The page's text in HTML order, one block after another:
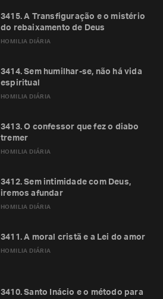
HOMILIA DIÁRIA
3415. A Transfiguração e o mistério
do rebaixamento de Deus
HOMILIA DIÁRIA
3414. Sem humilhar-se, não há vida
espiritual
HOMILIA DIÁRIA
3413. O confessor que fez o diabo
tremer
HOMILIA DIÁRIA
3412. Sem intimidade com Deus,
iremos afundar
HOMILIA DIÁRIA
3411. A moral cristã e a Lei do amor
3410. Santo Inácio e o método para